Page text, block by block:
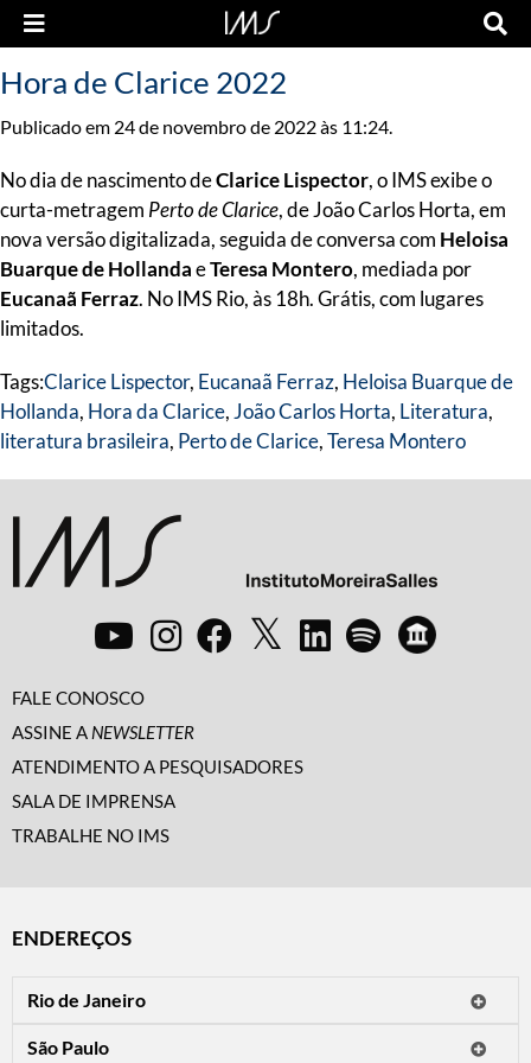
Hora de Clarice 2022
Publicado em 24 de novembro de 2022 às 11:24.
No dia de nascimento deClarice Lispector, o IMS exibe o
curta-metragem Perto de Clarice, de João Carlos Horta, em
nova versão digitalizada, seguida de conversa com Heloisa
Buarque de HollandaeTeresa Montero, mediada por
Eucanaã Ferraz. No IMS Rio, às 18h. Grátis, com lugares
limitados.
Tags:Clarice Lispector, Eucanaã Ferraz, Heloisa Buarque de
Hollanda, Hora da Clarice, João Carlos Horta, Literatura,
literatura brasileira, Perto de Clarice,Teresa Montero
FALE CONOSCO
ASSINE A NEWSLETTER
ATENDIMENTO A PESQUISADORES
SALA DE IMPRENSA
TRABALHE NO IMS
ENDEREÇOS
Rio de Janeiro
São Paulo